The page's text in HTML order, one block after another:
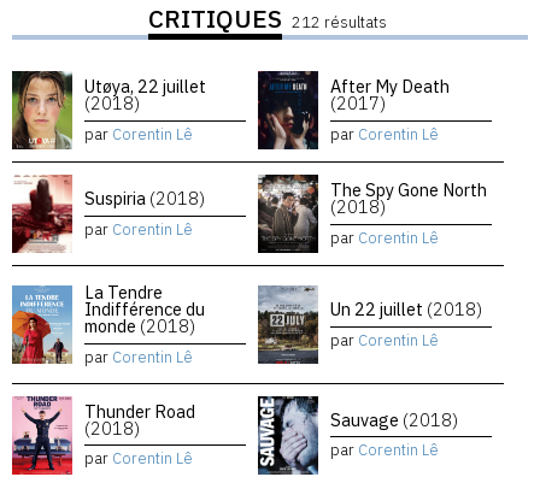
CRITIQUES 212 résultats
Utøya, 22 juillet
(2018)
par Corentin Lê
After My Death
(2017)
par Corentin Lê
Suspiria (2018)
par Corentin Lê
The Spy Gone North
(2018)
par Corentin Lê
La Tendre
Indifférence du
monde (2018)
par Corentin Lê
Un 22 juillet (2018)
par Corentin Lê
Thunder Road
(2018)
par Corentin Lê
Sauvage (2018)
par Corentin Lê